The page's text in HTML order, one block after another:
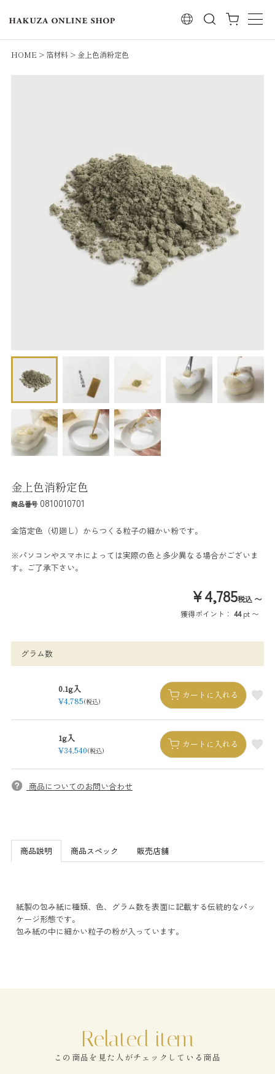
検索
HOME 箔材料 金上色消粉定色
金上色消粉定色
商品番号 0810010701
金箔定色（切廻し）からつくる粒子の細かい粉です。
※パソコンやスマホによっては実際の色と多少異なる場合がございま
す。ご了承下さい。
¥4,785税込 〜
獲得ポイント： 44 pt 〜
グラム数
0.1g入
¥4,785 税込
カートに入れる
1g入
¥34,540 税込
カートに入れる
商品についてのお問い合わせ
商品説明 商品スペック 販売店舗
紙製の包み紙に種類、色、グラム数を表面に記載する伝統的なパッ
ケージ形態です。
包み紙の中に細かい粒子の粉が入っています。
この商品を見た人がチェックしている商品